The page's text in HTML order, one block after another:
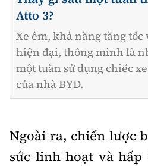
Atto 3?
Xe êm, khả năng tăng
hiện đại, thông minh là
một tuần sử dụng chiếc
của nhà BYD.
Ngoài ra, chiến lược
sức linh hoạt và